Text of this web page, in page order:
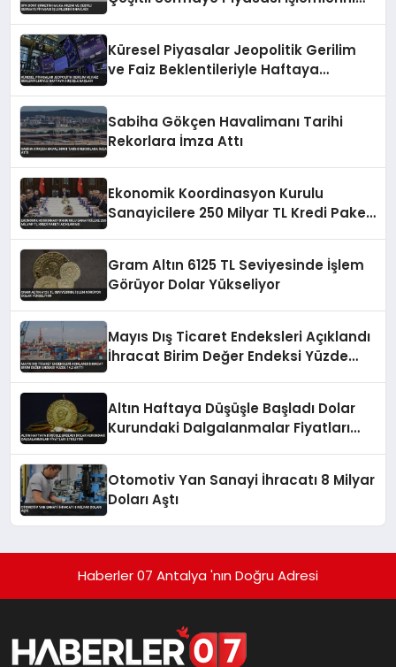
Küresel Piyasalar Jeopolitik Gerilim
ve Faiz Beklentileriyle Haftaya
Sabiha Gökçen Havalimanı Tarihi
Rekorlara İmza Attı
Ekonomik Koordinasyon Kurulu
Sanayicilere 250 Milyar TL Kredi Paketi
Gram Altın 6125 TL Seviyesinde İşlem
Görüyor Dolar Yükseliyor
Mayıs Dış Ticaret Endeksleri Açıklandı
İhracat Birim Değer Endeksi Yüzde
Altın Haftaya Düşüşle Başladı Dolar
Kurundaki Dalgalanmalar Fiyatları
Otomotiv Yan Sanayi İhracatı 8 Milyar
Doları Aştı
Haberler 07 Antalya 'nın Doğru Adresi